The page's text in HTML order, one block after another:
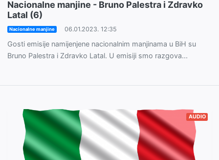
Nacionalne manjine - Bruno Palestra i Zdravko
Latal (6)
Nacionalne manjine 06.01.2023. 12:35
Gosti emisije namijenjene nacionalnim manjinama u BiH su
Bruno Palestra i Zdravko Latal. U emisiji smo razgova...
AUDIO